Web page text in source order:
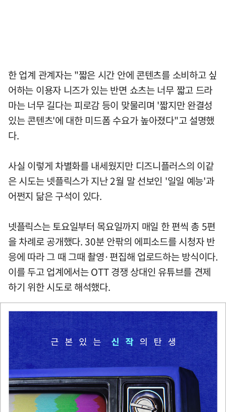
한 업계 관계자는 "짧은 시간 안에 콘텐츠를 소비하고 싶
어하는 이용자 니즈가 있는 반면 쇼츠는 너무 짧고 드라
마는 너무 길다는 피로감 등이 맞물리며 '짧지만 완결성
있는 콘텐츠'에 대한 미드폼 수요가 높아졌다"고 설명했
다.
사실 이렇게 차별화를 내세웠지만 디즈니플러스의 이같
은 시도는 넷플릭스가 지난 2월 말 선보인 '일일 예능'과
어쩐지 닮은 구석이 있다.
넷플릭스는 토요일부터 목요일까지 매일 한 편씩 총 5편
을 차례로 공개했다. 30분 안팎의 에피소드를 시청자 반
응에 따라 그 때 그때 촬영·편집해 업로드하는 방식이다.
이를 두고 업계에서는 OTT 경쟁 상대인 유튜브를 견제
하기 위한 시도로 해석했다.